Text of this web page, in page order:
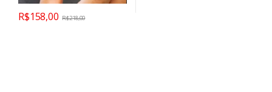
R$158,00 R$218,00